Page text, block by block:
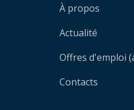
À propos
Actualité
Offres d'emploi
Contacts